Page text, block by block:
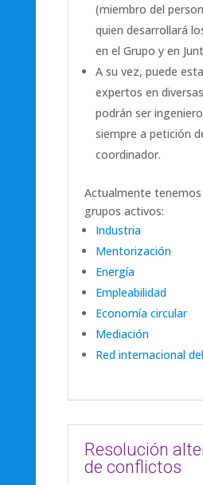
(miembro del
quien desarrollará
en el Grupo y en
A su vez, puede
expertos en
podrán ser
siempre a petición
coordinador.
Actualmente
grupos activos:
Industria
Mentorización
Energía
Empleabilidad
Economía circular
Mediación
Red internacional
Resolución
de conflictos